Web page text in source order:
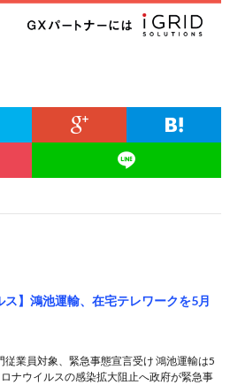
ス】鴻池運輸、在宅テレワークを5月
従業員対象、緊急事態宣言受け 鴻池運輸は5
ナウイルスの感染拡大阻止へ政府が緊急事